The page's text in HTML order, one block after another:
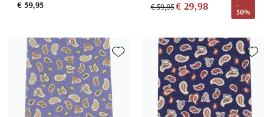
€ 59,95 € 59,95€ 29,98
-
50%
Toevoegen aan favorieten